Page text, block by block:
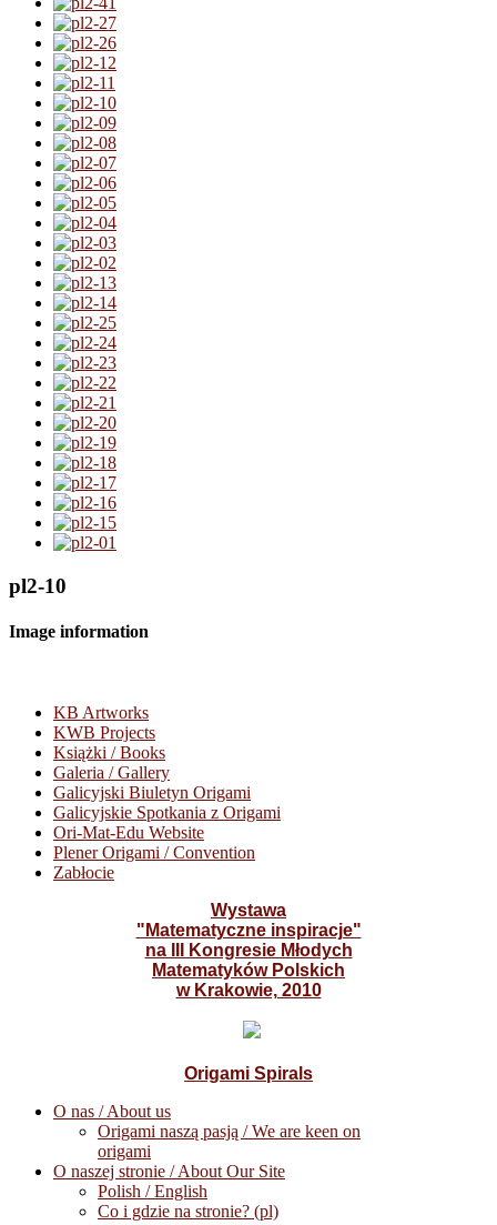
pl2-10
Image information
KB Artworks
KWB Projects
Książki / Books
Galeria / Gallery
Galicyjski Biuletyn Origami
Galicyjskie Spotkania z Origami
Ori-Mat-Edu Website
Plener Origami / Convention
Zabłocie
Wystawa
"Matematyczne inspiracje"
na III Kongresie Młodych
Matematyków Polskich
w Krakowie, 2010
Origami Spirals
O nas / About us
Origami naszą pasją / We are keen on
origami
O naszej stronie / About Our Site
Polish / English
Co i gdzie na stronie? (pl)